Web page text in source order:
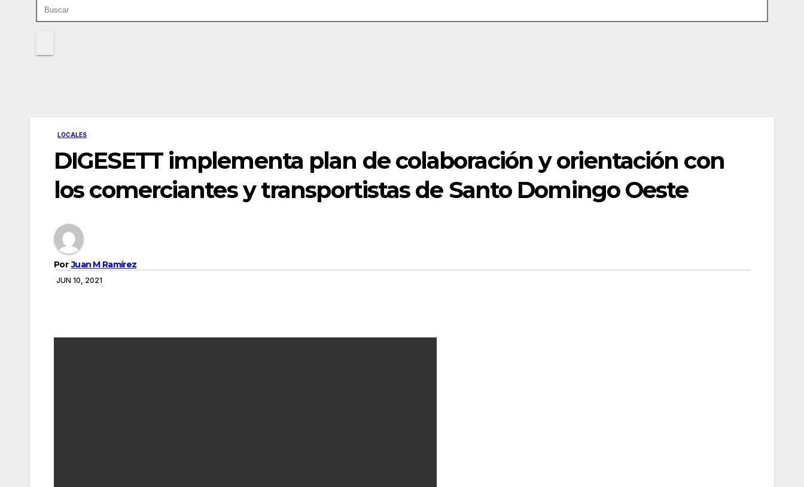
LOCALES
DIGESETT implementa plan de colaboración y orientación con
los comerciantes y transportistas de Santo Domingo Oeste
Por Juan M Ramírez
JUN 10, 2021